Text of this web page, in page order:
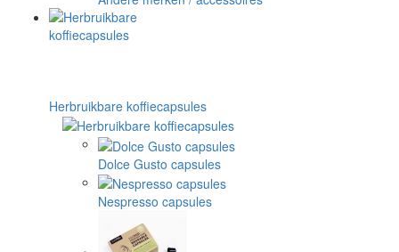
Herbruikbare koffiecapsules
Dolce Gusto capsules
Nespresso capsules